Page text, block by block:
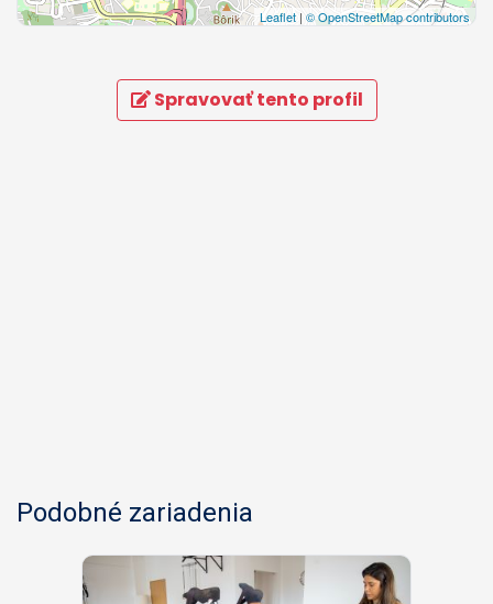
Leaflet | © OpenStreetMap contributors
Spravovať tento profil
Podobné zariadenia